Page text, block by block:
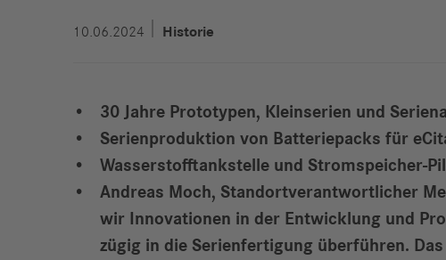
10.06.2024 Historie
30 Jahre Prototypen, Kleinserien und
Serienproduktion von Batteriepacks für
Wasserstofftankstelle und Stromspeicher-
Andreas Moch, Standortverantwortlicher
wir Innovationen in der Entwicklung und
zügig in die Serienfertigung überführen.